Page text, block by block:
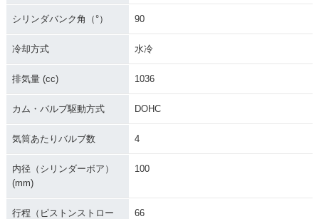
シリンダバンク角（°） 90
冷却方式 水冷
排気量 (cc) 1036
カム・バルブ駆動方式 DOHC
気筒あたりバルブ数 4
内径（シリンダーボア）
(mm)
100
行程（ピストンストロー
66